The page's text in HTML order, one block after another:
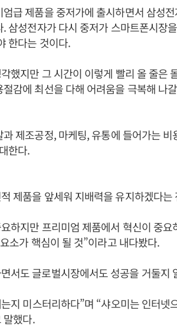
급 제품을 중저가에 출시하면서 삼성
삼성전자가 다시 중저가 스마트폰시장
한다는 것이다.
했지만 그 시간이 이렇게 빨리 올 줄은
감에 최선을 다해 어려움을 극복해 나
제조공정, 마케팅, 유통에 들어가는 비
한다.
제품을 앞세워 지배력을 유지하겠다는
하지만 프리미엄 제품에서 혁신이 중요
소가 핵심이 될 것”이라고 내다봤다.
서도 글로벌시장에서도 성공을 거둘지
지 미스터리하다”며 “샤오미는 인터넷
말했다.